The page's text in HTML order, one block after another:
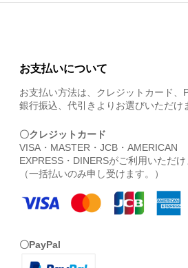
お支払いについて
お支払い方法は、クレジットカード、
銀行振込、代引きよりお選びいただけ
〇クレジットカード
VISA・MASTER・JCB・AMERICAN
EXPRESS・DINERSがご利用いただけ
（一括払いのみ申し受けます。）
〇PayPal